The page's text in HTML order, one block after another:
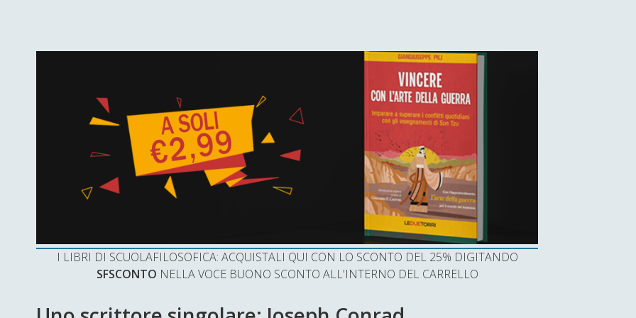
I LIBRI DI SCUOLAFILOSOFICA: ACQUISTALI QUI CON LO SCONTO DEL 25% DIGITANDO
SFSCONTO NELLA VOCE BUONO SCONTO ALL'INTERNO DEL CARRELLO